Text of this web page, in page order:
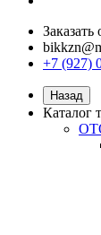
+7 (927)
Назад
Каталог